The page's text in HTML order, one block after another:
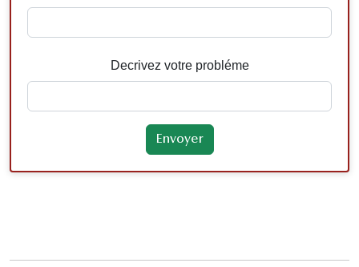
Decrivez votre probléme